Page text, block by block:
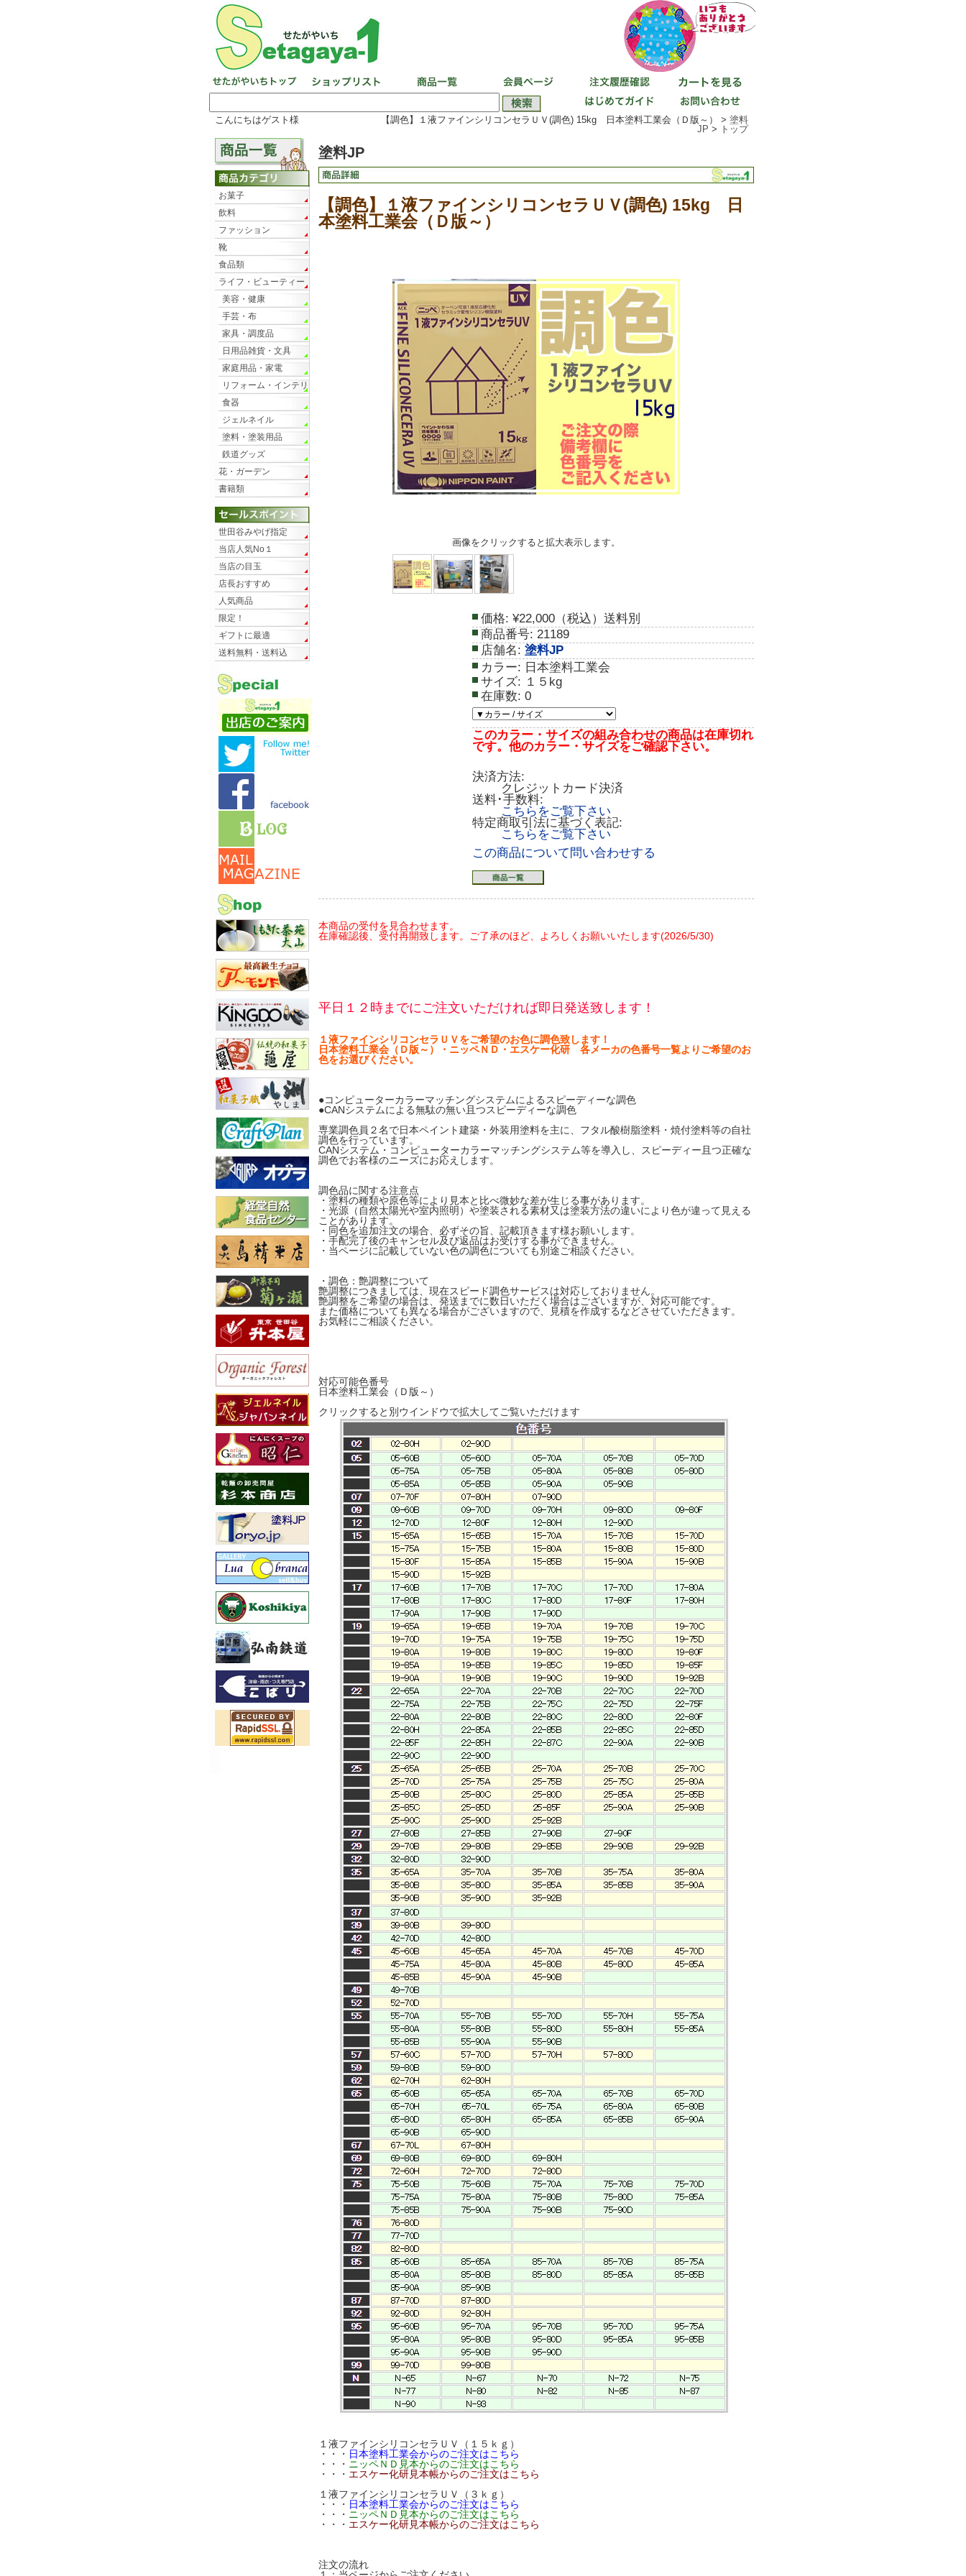
こんにちはゲスト様 【調色】１液ファインシリコンセラＵＶ(調色) 15kg 日本塗料工業会（Ｄ版～） > 塗料
JP > トップ
塗料JP
【調色】１液ファインシリコンセラＵＶ(調色) 15kg 日
本塗料工業会（Ｄ版～）
画像をクリックすると拡大表示します。
価格: ¥22,000（税込）送料別
商品番号: 21189
店舗名: 塗料JP
カラー: 日本塗料工業会
サイズ: １５kg
在庫数: 0
このカラー・サイズの組み合わせの商品は在庫切れ
です。他のカラー・サイズをご確認下さい。
決済方法:
クレジットカード決済
送料･手数料:
こちらをご覧下さい
特定商取引法に基づく表記:
こちらをご覧下さい
この商品について問い合わせする
本商品の受付を見合わせます。
在庫確認後、受付再開致します。ご了承のほど、よろしくお願いいたします(2026/5/30)
平日１２時までにご注文いただければ即日発送致します！
１液ファインシリコンセラＵＶをご希望のお色に調色致します！
日本塗料工業会（Ｄ版～）・ニッペＮＤ・エスケー化研 各メーカの色番号一覧よりご希望のお
色をお選びください。
●コンピューターカラーマッチングシステムによるスピーディーな調色
●CANシステムによる無駄の無い且つスピーディーな調色
専業調色員２名で日本ペイント建築・外装用塗料を主に、フタル酸樹脂塗料・焼付塗料等の自社
調色を行っています。
CANシステム・コンピューターカラーマッチングシステム等を導入し、スピーディー且つ正確な
調色でお客様のニーズにお応えします。
調色品に関する注意点
・塗料の種類や原色等により見本と比べ微妙な差が生じる事があります。
・光源（自然太陽光や室内照明）や塗装される素材又は塗装方法の違いにより色が違って見える
ことがあります。
・同色を追加注文の場合、必ずその旨、記載頂きます様お願いします。
・手配完了後のキャンセル及び返品はお受けする事ができません。
・当ページに記載していない色の調色についても別途ご相談ください。
・調色：艶調整について
艶調整につきましては、現在スピード調色サービスは対応しておりません。
艶調整をご希望の場合は、発送までに数日いただく場合はございますが、対応可能です。
また価格についても異なる場合がございますので、見積を作成するなどさせていただきます。
お気軽にご相談ください。
対応可能色番号
日本塗料工業会（Ｄ版～）
クリックすると別ウインドウで拡大してご覧いただけます
１液ファインシリコンセラＵＶ（１５ｋｇ）
・・・ 日本塗料工業会からのご注文はこちら
・・・ ニッペＮＤ見本からのご注文はこちら
・・・ エスケー化研見本帳からのご注文はこちら
１液ファインシリコンセラＵＶ（３ｋｇ）
・・・ 日本塗料工業会からのご注文はこちら
・・・ ニッペＮＤ見本からのご注文はこちら
・・・ エスケー化研見本帳からのご注文はこちら
注文の流れ
お菓子
飲料
ファッション
靴
食品類
ライフ・ビューティー
美容・健康
手芸・布
家具・調度品
日用品雑貨・文具
家庭用品・家電
リフォーム・インテリ
ア
食器
ジェルネイル
塗料・塗装用品
鉄道グッズ
花・ガーデン
書籍類
世田谷みやげ指定
当店人気No１
当店の目玉
店長おすすめ
人気商品
限定！
ギフトに最適
送料無料・送料込